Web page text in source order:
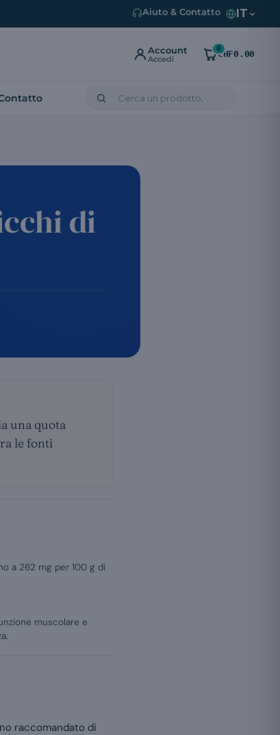
Aiuto & Contatto IT
Account
Accedi
0
CHF0.00
di
una quota
le fonti
a 262 mg per 100 g di
muscolare e
raccomandato di